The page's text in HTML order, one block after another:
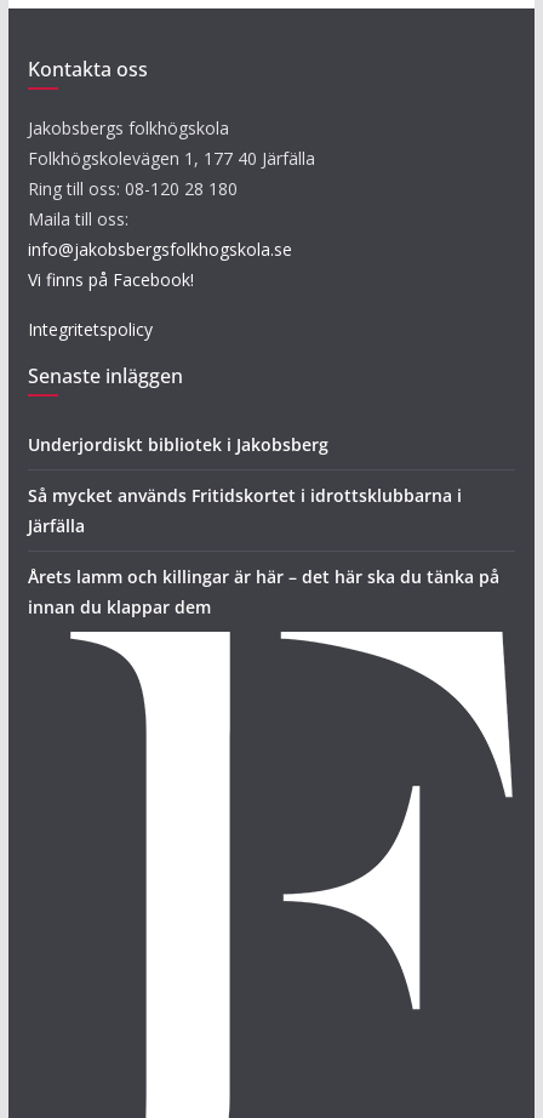
Kontakta oss
Jakobsbergs folkhögskola
Folkhögskolevägen 1, 177 40 Järfälla
Ring till oss: 08-120 28 180
Maila till oss:
info@jakobsbergsfolkhogskola.se
Vi finns på Facebook!
Integritetspolicy
Senaste inläggen
Underjordiskt bibliotek i Jakobsberg
Så mycket används Fritidskortet i idrottsklubbarna i
Järfälla
Årets lamm och killingar är här – det här ska du tänka på
innan du klappar dem